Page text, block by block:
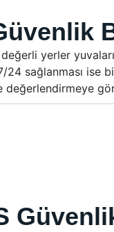
yerler
24 sağlanması